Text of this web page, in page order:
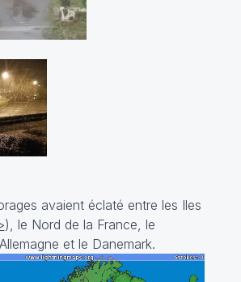
avaient éclaté entre les Iles
), le Nord de la France, le
et le Danemark.